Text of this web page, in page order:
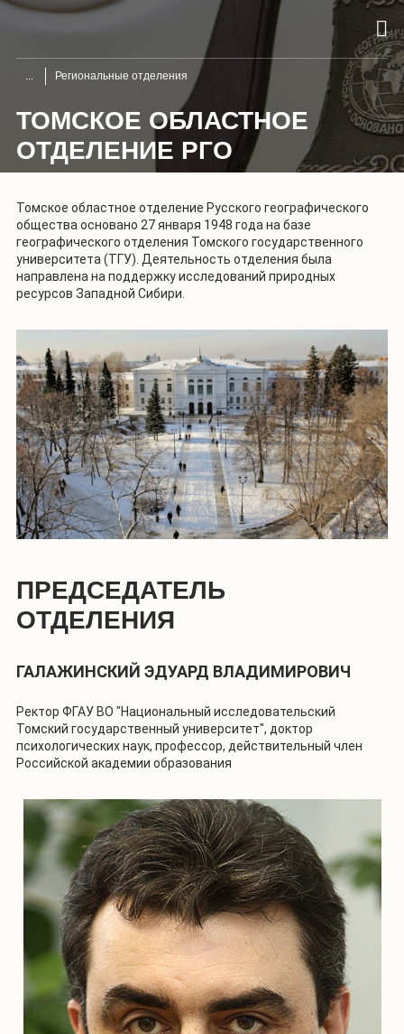
Региональные отделения
ТОМСКОЕ ОБЛАСТНОЕ
ОТДЕЛЕНИЕ РГО
Томское областное отделение Русского географического
общества основано 27 января 1948 года на базе
географического отделения Томского государственного
университета (ТГУ). Деятельность отделения была
направлена на поддержку исследований природных
ресурсов Западной Сибири.
ПРЕДСЕДАТЕЛЬ
ОТДЕЛЕНИЯ
ГАЛАЖИНСКИЙ ЭДУАРД ВЛАДИМИРОВИЧ
Ректор ФГАУ ВО "Национальный исследовательский
Томский государственный университет", доктор
психологических наук, профессор, действительный член
Российской академии образования